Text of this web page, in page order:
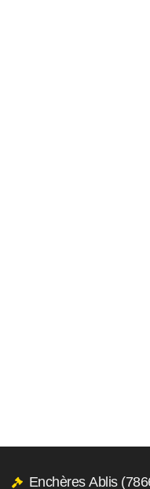
Enchères Ablis